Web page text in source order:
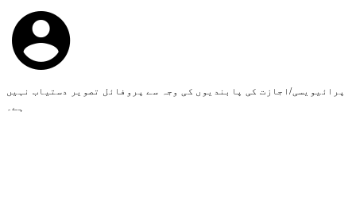
پرائیویسی/اجازت کی پابندیوں کی وجہ سے پروفائل تصویر دستیاب نہیں
ہے۔